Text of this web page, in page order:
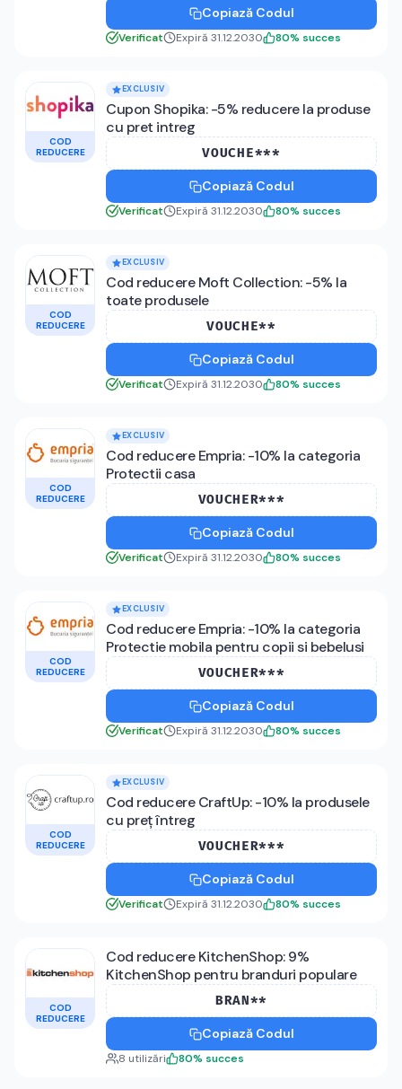
Copiază Codul
Verificat Expiră 31.12.2030 80% succes
COD
REDUCERE
EXCLUSIV
Cupon Shopika: -5% reducere la produse
cu pret intreg
VOUCHE***
Copiază Codul
Verificat Expiră 31.12.2030 80% succes
COD
REDUCERE
EXCLUSIV
Cod reducere Moft Collection: -5% la
toate produsele
VOUCHE**
Copiază Codul
Verificat Expiră 31.12.2030 80% succes
COD
REDUCERE
EXCLUSIV
Cod reducere Empria: -10% la categoria
Protectii casa
VOUCHER***
Copiază Codul
Verificat Expiră 31.12.2030 80% succes
COD
REDUCERE
EXCLUSIV
Cod reducere Empria: -10% la categoria
Protectie mobila pentru copii si bebelusi
VOUCHER***
Copiază Codul
Verificat Expiră 31.12.2030 80% succes
COD
REDUCERE
EXCLUSIV
Cod reducere CraftUp: -10% la produsele
cu preț întreg
VOUCHER***
Copiază Codul
Verificat Expiră 31.12.2030 80% succes
COD
REDUCERE
Cod reducere KitchenShop: 9%
KitchenShop pentru branduri populare
BRAN**
Copiază Codul
8 utilizări 80% succes